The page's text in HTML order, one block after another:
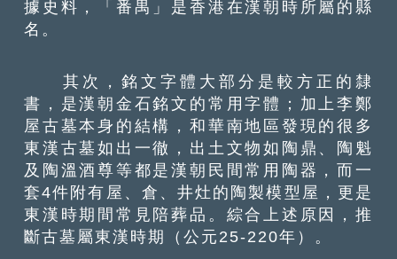
據史料，「番禺」是香港在漢朝時所屬的縣
名。
其次，銘文字體大部分是較方正的隸
書，是漢朝金石銘文的常用字體；加上李鄭
屋古墓本身的結構，和華南地區發現的很多
東漢古墓如出一徹，出土文物如陶鼎、陶魁
及陶溫酒尊等都是漢朝民間常用陶器，而一
套4件附有屋、倉、井灶的陶製模型屋，更是
東漢時期間常見陪葬品。綜合上述原因，推
斷古墓屬東漢時期（公元25-220年）。